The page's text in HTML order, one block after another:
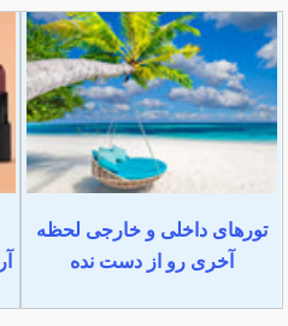
تورهای داخلی و خارجی لحظه
آخری رو از دست نده